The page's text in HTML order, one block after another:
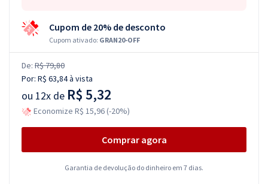
Cupom de 20% de desconto
Cupom ativado: GRAN20-OFF
De: R$ 79,80
Por: R$ 63,84à vista
ou 12x de R$ 5,32
Economize R$ 15,96 (-20%)
Comprar agora
Garantia de devolução do dinheiro em 7 dias.